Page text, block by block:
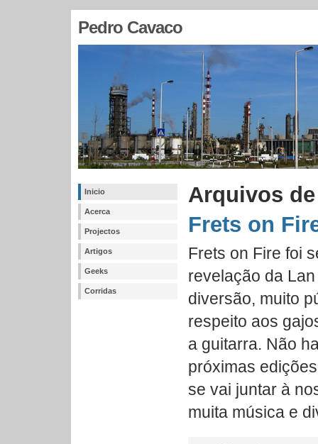
Pedro Cavaco
Inicio
Acerca
Projectos
Artigos
Geeks
Corridas
Arquivos
Frets on
Frets on Fire foi
revelação da
diversão, muito
respeito aos
a guitarra. Não
próximas
se vai juntar à
muita música e